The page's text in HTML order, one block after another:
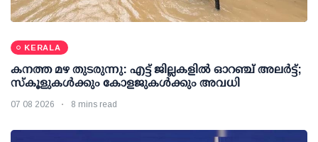
KERALA
കനത്ത മഴ തുടരുന്നു: എട്ട് ജില്ലകളില്‍ ഓറഞ്ച് അലര്‍ട്ട്;
സ്‌കൂളുകള്‍ക്കും കോളജുകള്‍ക്കും അവധി
07 08 2026 8 mins read